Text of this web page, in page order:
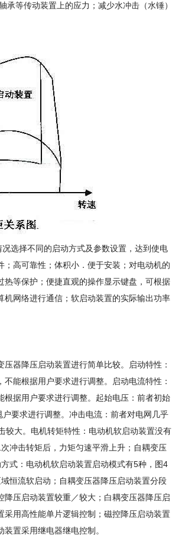
等传动装置上的应力；减少水冲击（水锤）
选择不同的启动方式及参数设置，达到使电
高可靠性；体积小．便于安装；对电动机的
等保护；便捷直观的操作显示键盘，可根据
网络进行通信；软启动装置的实际输出功率
器降压启动装置进行简单比较。启动特性：
能根据用户要求进行调整。启动电流特性：
据用户要求进行调整。起始电压：前者初始
要求进行调整。冲击电流：前者对电网几乎
较大。电机转矩特性：电动机软启动装置没有
冲击转矩后，力矩匀速平滑上升；自耦变压
式：电动机软启动装置启动模式有5种，图4
恒流软启动；自耦变压器降压启动装置分段
压启动装置较重／较大；白耦变压器降压启
用高性能单片逻辑控制；磁控降压启动装置
置采用继电器继电控制。